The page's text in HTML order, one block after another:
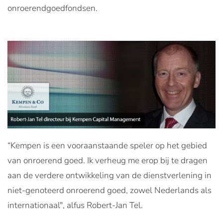
onroerendgoedfondsen.
“Kempen is een vooraanstaande speler op het gebied
van onroerend goed. Ik verheug me erop bij te dragen
aan de verdere ontwikkeling van de dienstverlening in
niet-genoteerd onroerend goed, zowel Nederlands als
internationaal", alfus Robert-Jan Tel.